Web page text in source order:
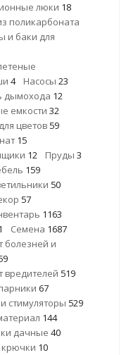
люки 18
поликарбоната
и баки для
4 Насосы 23
дымохода 12
емкости 32
цветов 59
15
12 Пруды 3
159
50
57
1163
Семена 1687
болезней и
вредителей 519
67
стимуляторы 529
144
дачные 40
10